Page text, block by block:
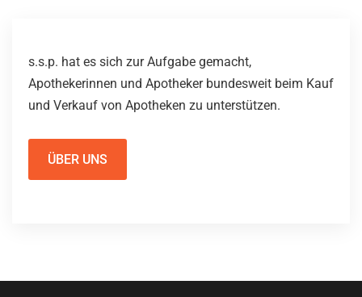
s.s.p. hat es sich zur Aufgabe gemacht,
Apothekerinnen und Apotheker bundesweit beim Kauf
und Verkauf von Apotheken zu unterstützen.
ÜBER UNS